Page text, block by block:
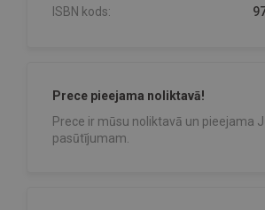
ISBN kods:
Prece pieejama noliktavā!
Prece ir mūsu noliktavā un pieejama
pasūtījumam.